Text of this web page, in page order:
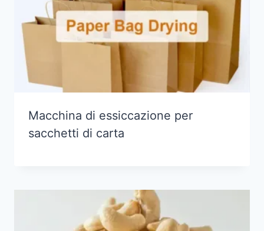
Macchina di essiccazione per
sacchetti di carta